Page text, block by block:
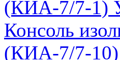
(КИА-7/7-1)
Консоль
(КИА-7/7-